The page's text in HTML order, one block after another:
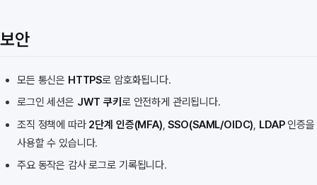
보안
모든 통신은 HTTPS로 암호화됩니다.
로그인 세션은 JWT 쿠키 로 안전하게 관리됩니다.
조직 정책에 따라 2단계 인증(MFA),SSO(SAML/OIDC), LDAP인증을
사용할 수 있습니다.
주요 동작은 감사 로그로 기록됩니다.